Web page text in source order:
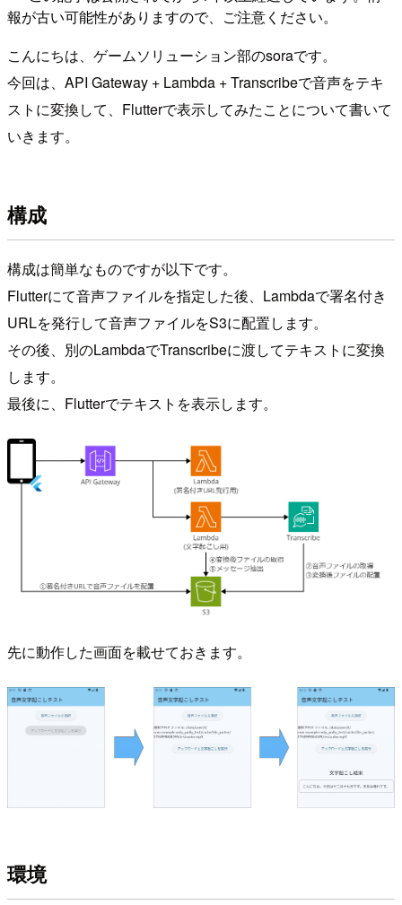
報が古い可能性がありますので、ご注意ください。
こんにちは、ゲームソリューション部のsoraです。
今回は、API Gateway + Lambda + Transcribeで音声をテキ
ストに変換して、Flutterで表示してみたことについて書いて
いきます。
構成
構成は簡単なものですが以下です。
Flutterにて音声ファイルを指定した後、Lambdaで署名付き
URLを発行して音声ファイルをS3に配置します。
その後、別のLambdaでTranscribeに渡してテキストに変換
します。
最後に、Flutterでテキストを表示します。
先に動作した画面を載せておきます。
環境